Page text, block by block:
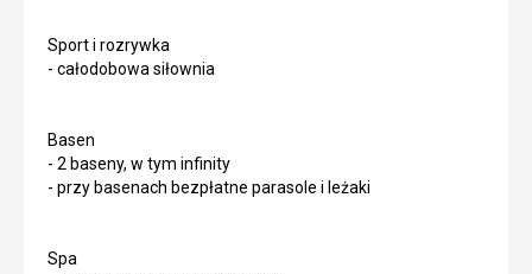
Sport i rozrywka
- całodobowa siłownia
Basen
- 2 baseny, w tym infinity
- przy basenach bezpłatne parasole i leżaki
Spa